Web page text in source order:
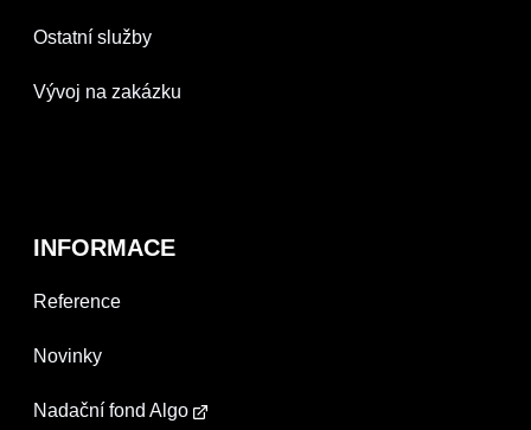
Ostatní služby
Vývoj na zakázku
INFORMACE
Reference
Novinky
Nadační fond Algo